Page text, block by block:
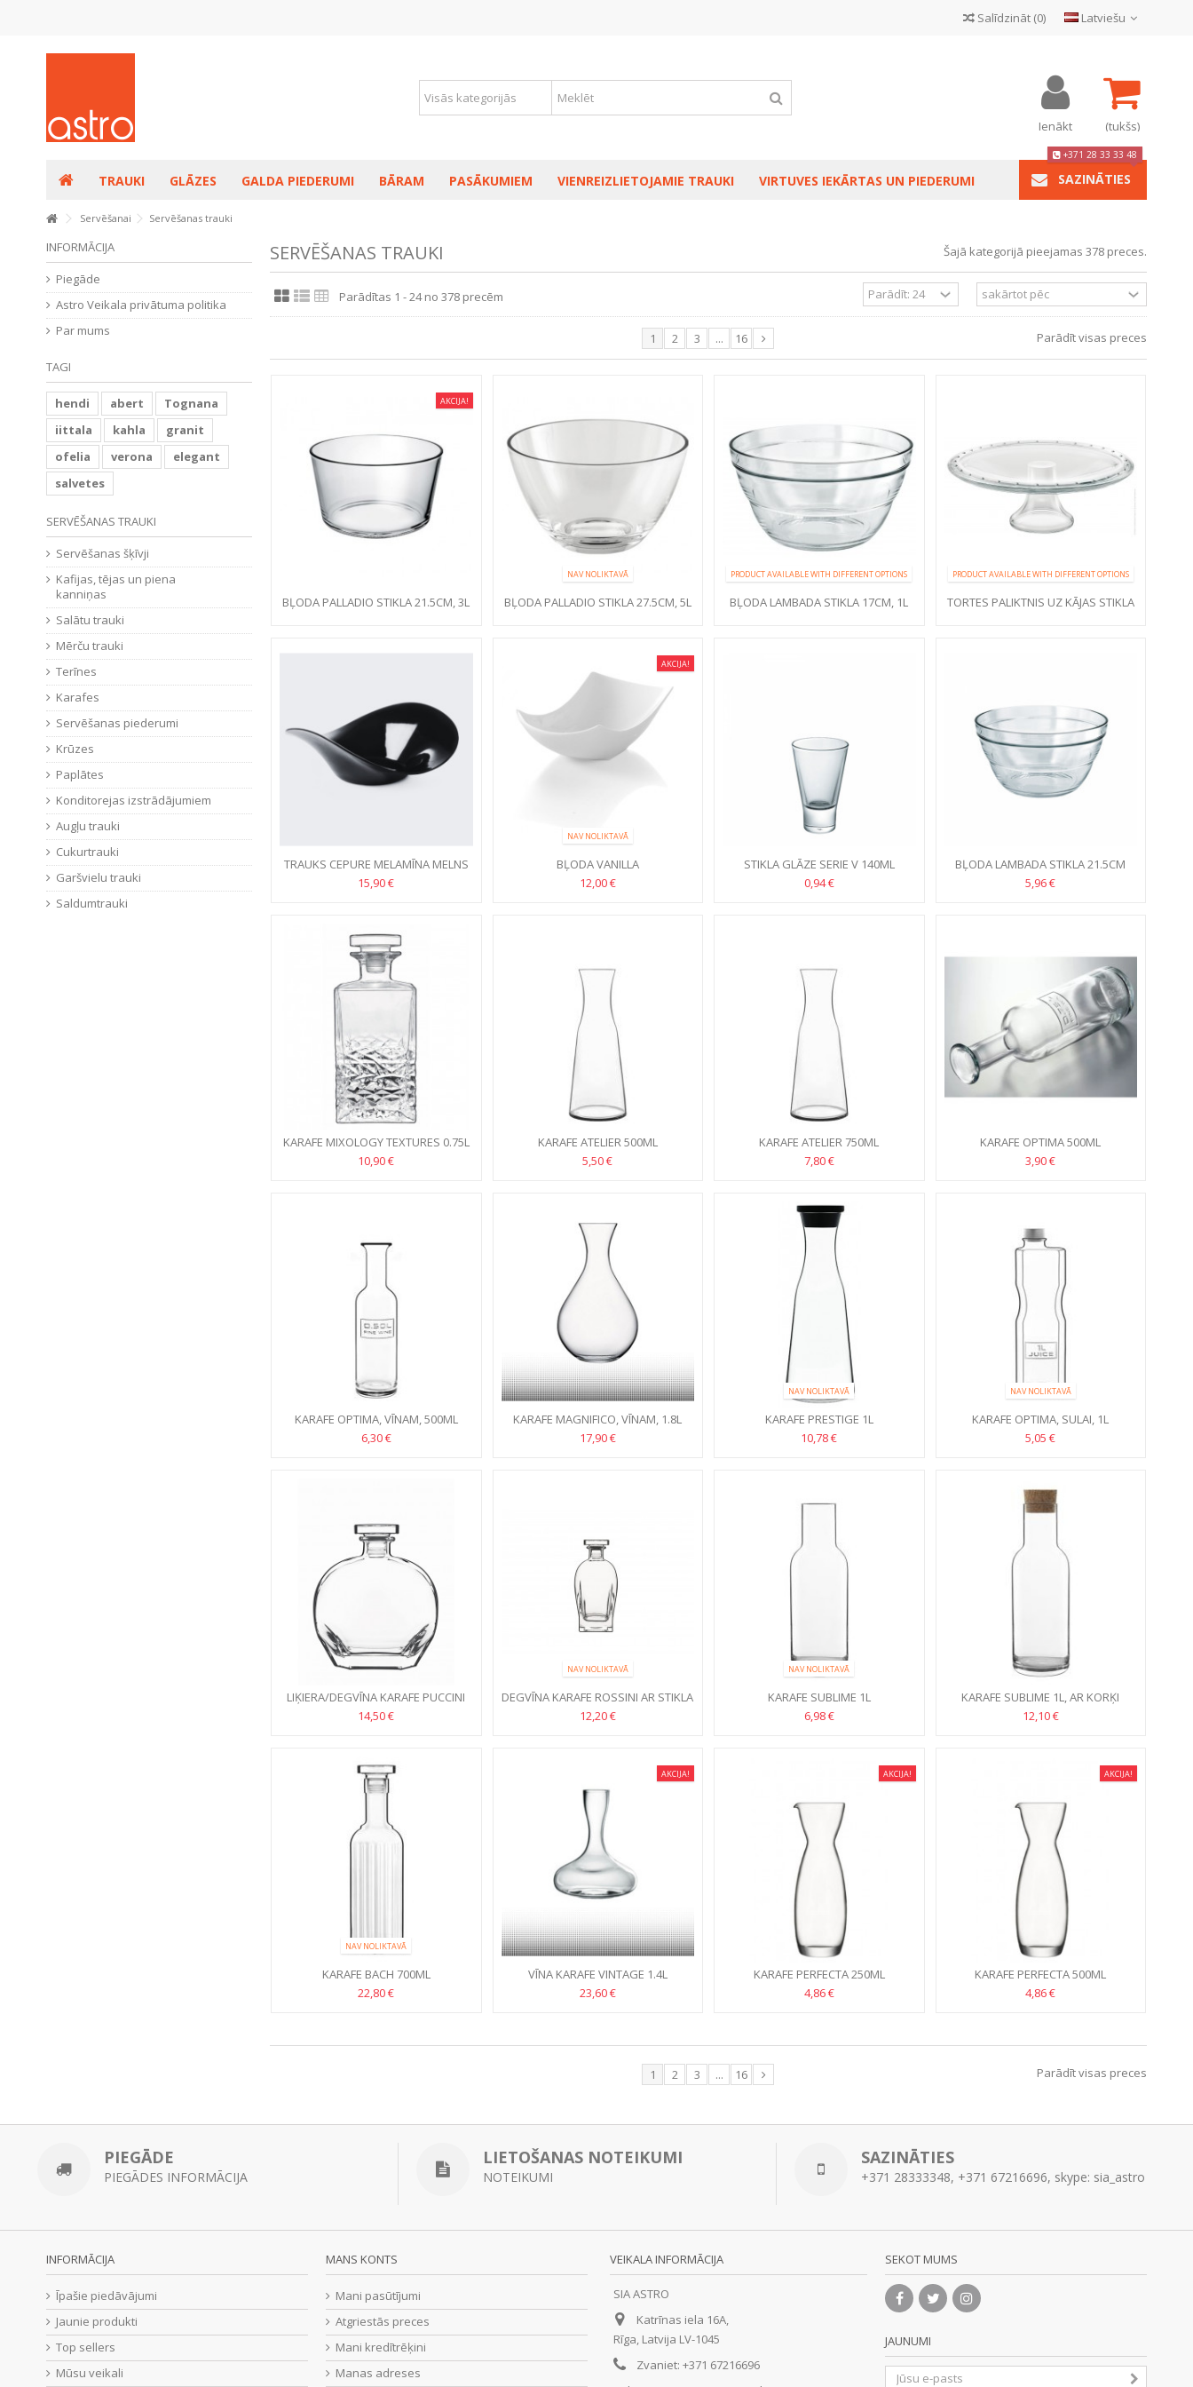
Latviešu
Salīdzināt (0)
(tukšs)
Ienākt
TRAUKI GLĀZES GALDA PIEDERUMI BĀRAM PASĀKUMIEM VIENREIZLIETOJAMIE TRAUKI VIRTUVES IEKĀRTAS UN PIEDERUMI SAZINĀTIES
+371 28 33 33 48
Servēšanai Servēšanas trauki
SERVĒŠANAS TRAUKI Šajā kategorijā pieejamas 378 preces.
Parādītas 1 - 24 no 378 precēm
Parādīt visas preces
1 2 3 ... 16
AKCIJA!
BĻODA PALLADIO STIKLA 21.5CM, 3L
NAV NOLIKTAVĀ
BĻODA PALLADIO STIKLA 27.5CM, 5L
PRODUCT AVAILABLE WITH DIFFERENT OPTIONS
BĻODA LAMBADA STIKLA 17CM, 1L
PRODUCT AVAILABLE WITH DIFFERENT OPTIONS
TORTES PALIKTNIS UZ KĀJAS STIKLA
TRAUKS CEPURE MELAMĪNA MELNS
15,90 €
AKCIJA!
NAV NOLIKTAVĀ
BĻODA VANILLA
12,00 €
STIKLA GLĀZE SERIE V 140ML
0,94 €
BĻODA LAMBADA STIKLA 21.5CM
5,96 €
KARAFE MIXOLOGY TEXTURES 0.75L
10,90 €
KARAFE ATELIER 500ML
5,50 €
KARAFE ATELIER 750ML
7,80 €
KARAFE OPTIMA 500ML
3,90 €
KARAFE OPTIMA, VĪNAM, 500ML
6,30 €
KARAFE MAGNIFICO, VĪNAM, 1.8L
17,90 €
NAV NOLIKTAVĀ
KARAFE PRESTIGE 1L
10,78 €
NAV NOLIKTAVĀ
KARAFE OPTIMA, SULAI, 1L
5,05 €
LIĶIERA/DEGVĪNA KARAFE PUCCINI
0.7L
14,50 €
NAV NOLIKTAVĀ
DEGVĪNA KARAFE ROSSINI AR STIKLA
KORĶI, 0.7L
12,20 €
NAV NOLIKTAVĀ
KARAFE SUBLIME 1L
6,98 €
KARAFE SUBLIME 1L, AR KORĶI
12,10 €
NAV NOLIKTAVĀ
KARAFE BACH 700ML
22,80 €
AKCIJA!
VĪNA KARAFE VINTAGE 1.4L
23,60 €
AKCIJA!
KARAFE PERFECTA 250ML
4,86 €
AKCIJA!
KARAFE PERFECTA 500ML
4,86 €
Parādīt visas preces
1 2 3 ... 16
INFORMĀCIJA
Piegāde
Astro Veikala privātuma politika
Par mums
TAGI
hendi abert
Tognana
iittala
kahla
granit
ofelia
verona
elegant
salvetes
SERVĒŠANAS TRAUKI
Servēšanas šķīvji
Kafijas, tējas un piena
kanniņas
Salātu trauki
Mērču trauki
Terīnes
Karafes
Servēšanas piederumi
Krūzes
Paplātes
Konditorejas izstrādājumiem
Augļu trauki
Cukurtrauki
Garšvielu trauki
Saldumtrauki
PIEGĀDE
PIEGĀDES INFORMĀCIJA
LIETOŠANAS NOTEIKUMI
NOTEIKUMI
SAZINĀTIES
+371 28333348, +371 67216696, skype: sia_astro
INFORMĀCIJA
Īpašie piedāvājumi
Jaunie produkti
Top sellers
Mūsu veikali
MANS KONTS
Mani pasūtījumi
Atgriestās preces
Mani kredītrēķini
Manas adreses
VEIKALA INFORMĀCIJA
SIA ASTRO
Katrīnas iela 16A,
Rīga, Latvija LV-1045
Zvaniet: +371 67216696
SEKOT MUMS
JAUNUMI